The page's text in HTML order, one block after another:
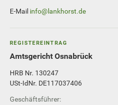
E-Mail info@lankhorst.de
REGISTEREINTRAG
Amtsgericht Osnabrück
HRB Nr. 130247
USt-IdNr. DE117037406
Geschäftsführer: